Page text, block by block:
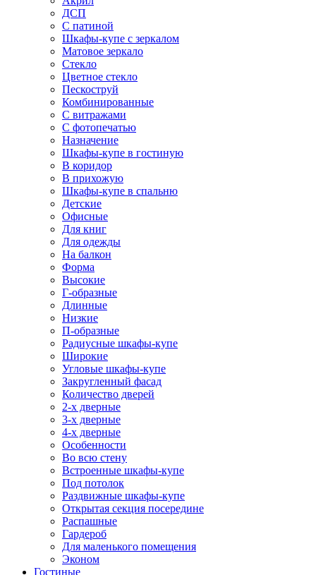
ДСП
С патиной
Шкафы-купе с зеркалом
Матовое зеркало
Стекло
Цветное стекло
Пескоструй
Комбинированные
С витражами
С фотопечатью
Назначение
Шкафы-купе в гостиную
В коридор
В прихожую
Шкафы-купе в спальню
Детские
Офисные
Для книг
Для одежды
На балкон
Форма
Высокие
Г-образные
Длинные
Низкие
П-образные
Радиусные шкафы-купе
Широкие
Угловые шкафы-купе
Закругленный фасад
Количество дверей
2-х дверные
3-х дверные
4-х дверные
Особенности
Во всю стену
Встроенные шкафы-купе
Под потолок
Раздвижные шкафы-купе
Открытая секция посередине
Распашные
Гардероб
Для маленького помещения
Эконом
Гостиные